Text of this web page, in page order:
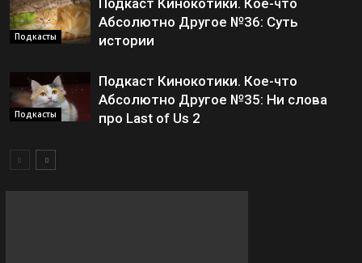
Подкасты
Абсолютно Другое №36: Суть
истории
Подкасты
Подкаст Кинокотики. Кое-что
Абсолютно Другое №35: Ни слова
про Last of Us 2